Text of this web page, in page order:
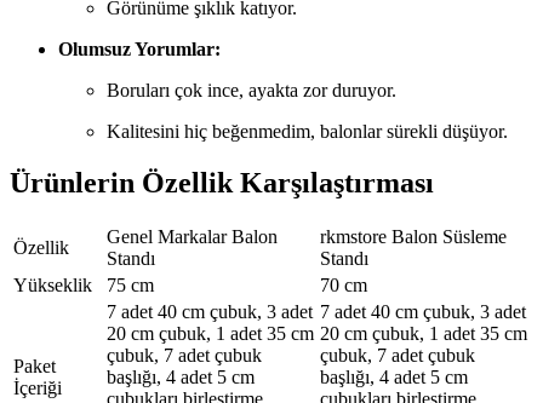
Görünüme şıklık katıyor.
Olumsuz Yorumlar:
Boruları çok ince, ayakta zor duruyor.
Kalitesini hiç beğenmedim, balonlar sürekli düşüyor.
Ürünlerin Özellik Karşılaştırması
Özellik
Genel Markalar Balon
Standı
rkmstore Balon Süsleme
Standı
Yükseklik
75 cm 70 cm
Paket
İçeriği
7 adet 40 cm çubuk, 3 adet
20 cm çubuk, 1 adet 35 cm
çubuk, 7 adet çubuk
başlığı, 4 adet 5 cm
7 adet 40 cm çubuk, 3 adet
20 cm çubuk, 1 adet 35 cm
çubuk, 7 adet çubuk
başlığı, 4 adet 5 cm